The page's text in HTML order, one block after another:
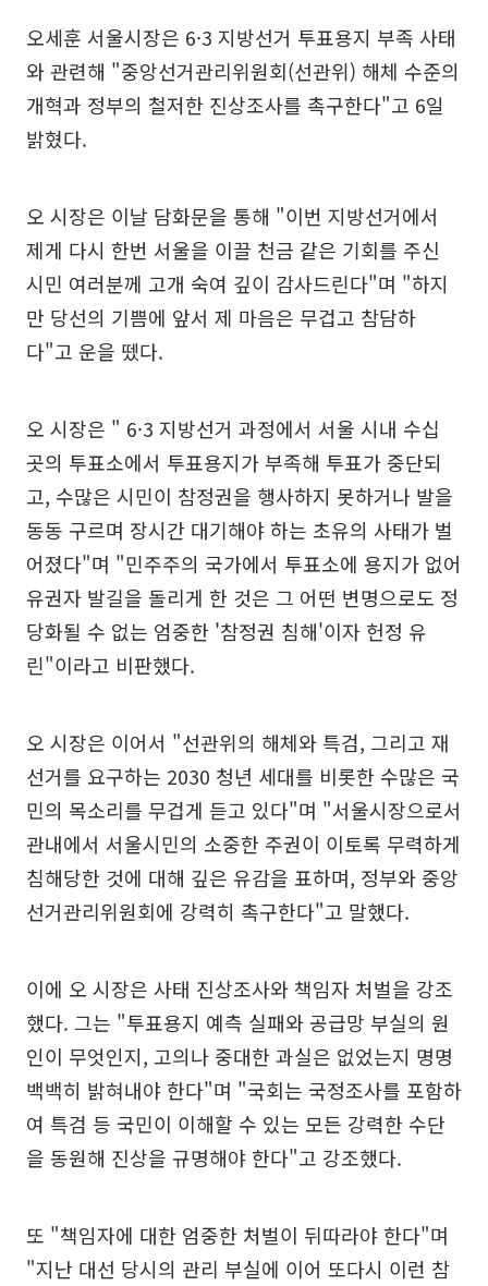
오세훈 서울시장은 6·3 지방선거 투표용지 부족 사태
와 관련해 "중앙선거관리위원회(선관위) 해체 수준의
개혁과 정부의 철저한 진상조사를 촉구한다"고 6일
밝혔다.
오 시장은 이날 담화문을 통해 "이번 지방선거에서
제게 다시 한번 서울을 이끌 천금 같은 기회를 주신
시민 여러분께 고개 숙여 깊이 감사드린다"며 "하지
만 당선의 기쁨에 앞서 제 마음은 무겁고 참담하
다"고 운을 뗐다.
오 시장은 " 6·3 지방선거 과정에서 서울 시내 수십
곳의 투표소에서 투표용지가 부족해 투표가 중단되
고, 수많은 시민이 참정권을 행사하지 못하거나 발을
동동 구르며 장시간 대기해야 하는 초유의 사태가 벌
어졌다"며 "민주주의 국가에서 투표소에 용지가 없어
유권자 발길을 돌리게 한 것은 그 어떤 변명으로도 정
당화될 수 없는 엄중한 '참정권 침해'이자 헌정 유
린"이라고 비판했다.
오 시장은 이어서 "선관위의 해체와 특검, 그리고 재
선거를 요구하는 2030 청년 세대를 비롯한 수많은 국
민의 목소리를 무겁게 듣고 있다"며 "서울시장으로서
관내에서 서울시민의 소중한 주권이 이토록 무력하게
침해당한 것에 대해 깊은 유감을 표하며, 정부와 중앙
선거관리위원회에 강력히 촉구한다"고 말했다.
이에 오 시장은 사태 진상조사와 책임자 처벌을 강조
했다. 그는 "투표용지 예측 실패와 공급망 부실의 원
인이 무엇인지, 고의나 중대한 과실은 없었는지 명명
백백히 밝혀내야 한다"며 "국회는 국정조사를 포함하
여 특검 등 국민이 이해할 수 있는 모든 강력한 수단
을 동원해 진상을 규명해야 한다"고 강조했다.
또 "책임자에 대한 엄중한 처벌이 뒤따라야 한다"며
"지난 대선 당시의 관리 부실에 이어 또다시 이런 참